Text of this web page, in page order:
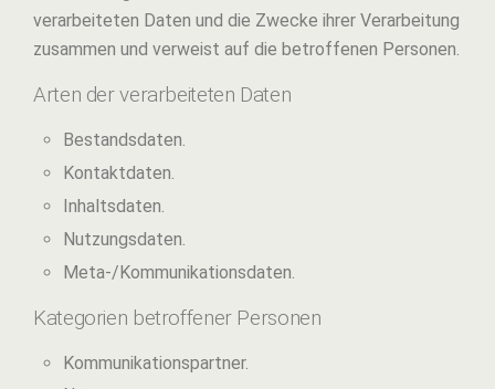
verarbeiteten Daten und die Zwecke ihrer Verarbeitung
zusammen und verweist auf die betroffenen Personen.
Arten der verarbeiteten Daten
Bestandsdaten.
Kontaktdaten.
Inhaltsdaten.
Nutzungsdaten.
Meta-/Kommunikationsdaten.
Kategorien betroffener Personen
Kommunikationspartner.